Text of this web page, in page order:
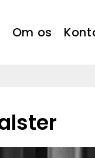
Om os